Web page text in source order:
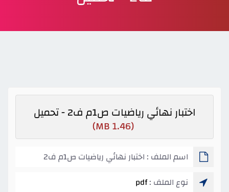
اختبار نهائي رياضيات ص1م ف2 - تحميل
(1.46 MB)
اسم الملف : اختبار نهائي رياضيات ص1م ف2
نوع الملف :pdf